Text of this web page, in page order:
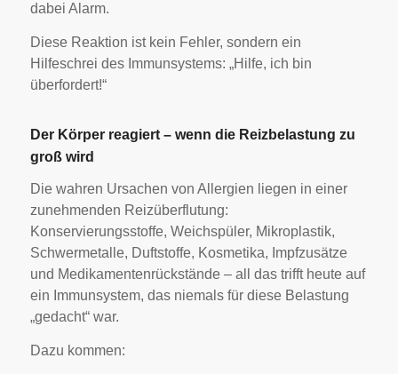
dabei Alarm.
Diese Reaktion ist kein Fehler, sondern ein
Hilfeschrei des Immunsystems: „Hilfe, ich bin
überfordert!“
Der Körper reagiert – wenn die Reizbelastung zu
groß wird
Die wahren Ursachen von Allergien liegen in einer
zunehmenden Reizüberflutung:
Konservierungsstoffe, Weichspüler, Mikroplastik,
Schwermetalle, Duftstoffe, Kosmetika, Impfzusätze
und Medikamentenrückstände – all das trifft heute auf
ein Immunsystem, das niemals für diese Belastung
„gedacht“ war.
Dazu kommen: